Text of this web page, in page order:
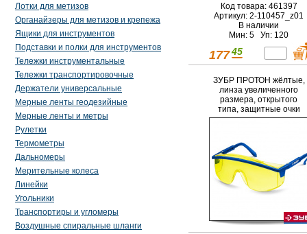
Лотки для метизов
Органайзеры для метизов и крепежа
Ящики для инструментов
Подставки и полки для инструментов
Тележки инструментальные
Тележки транспортировочные
Держатели универсальные
Мерные ленты геодезийные
Мерные ленты и метры
Рулетки
Термометры
Дальномеры
Мерительные колеса
Линейки
Угольники
Транспортиры и угломеры
Воздушные спиральные шланги
Код товара: 461397
Артикул: 2-110457_z01
В наличии
Мин: 5 Уп: 120
177 45
ЗУБР ПРОТОН жёлтые,
линза увеличенного
размера, открытого
типа, защитные очки
(110482)